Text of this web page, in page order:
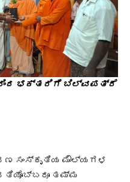
ಭಕ್ತರಿಗೆ ಬಿಲ್ವಪತ್ರೆ
ಸಂಸ್ಕೃತಿಯ ಮೌಲ್ಯಗಳ
ತಮ್ಮ